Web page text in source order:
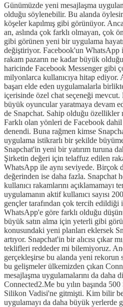
Günümüzde yeni mesajlaşma
olduğu söylenebilir. Bu alanda
köşeler kapılmış gibi görünüyor.
an, aslında çok farklı olmayan, çok
gibi görünen yeni bir uygulama
değiştiriyor. Facebook'un
rakam pazarın ne kadar büyük
haricinde Facebook Messenger gibi
milyonlarca kullanıcıya hitap ediyor.
başarı elde eden uygulamalarla
içerisinde özel chat seçeneği
büyük oyuncular yaratmaya devam
de Snapchat. Sahip olduğu
Farklı olan yönleri de Facebook
denendi. Buna rağmen kimse
uygulama istikrarlı bir şekilde
Snapchat'in yeni bir yatırım turuna
Şirketin değeri için telaffuz edilen
WhatsApp ile aynı seviyede. Birçok
değerinden ise daha fazla. Snapchat
kullanıcı rakamlarını açıklamamayı
uygulamanın aktif kullanıcı sayısı
gençler tarafından çok tercih edildiği
WhatsApp'e göre farklı olduğu
büyük satın alma için yeterli gibi
konusundaki yeni planları eklersek
artıyor. Snapchat'in bir alıcısı çıkar
teklifleri reddeder mi bilemiyoruz.
gerçekleşirse bu alanda yeni
bu gelişmeler ülkemizden çıkan
mesajlaşma uygulamalarını da daha
Connected2.Me bu yılın başında
Silikon Vadisi'ne gitmişti. Kim bilir
uygulamayı da daha büyük yerlerde